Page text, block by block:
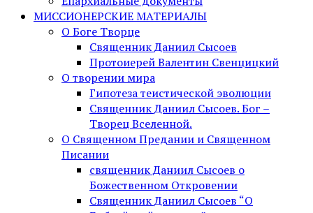
МИССИОНЕРСКИЕ МАТЕРИАЛЫ
О Боге Творце
Священник Даниил Сысоев
Протоиерей Валентин Свенцицкий
О творении мира
Гипотеза теистической эволюции
Священник Даниил Сысоев. Бог –
Творец Вселенной.
О Священном Предании и Священном
Писании
священник Даниил Сысоев о
Божественном Откровении
Священник Даниил Сысоев “О